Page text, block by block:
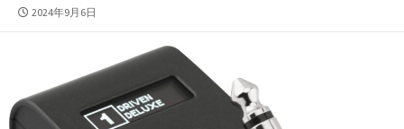
公
2024年9月6日